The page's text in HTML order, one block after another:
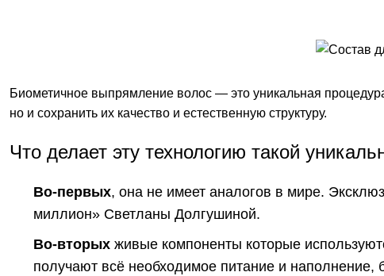
Биометичное выпрямление волос — это уникальная
но и сохранить их качество и естественную структуру.
Что делает эту технологию такой
Во-первых, она не имеет аналогов в мире.
миллион» Светланы Долгушиной.
Во-вторых живые компоненты которые
получают всё необходимое питание и наполнение,